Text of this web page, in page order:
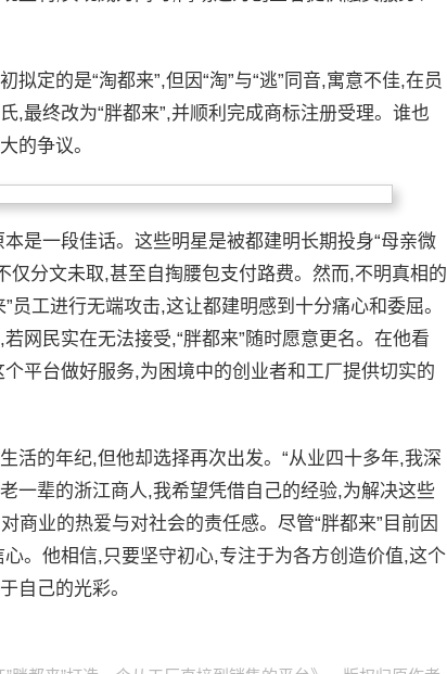
拟定的是“淘都来”,但因“淘”与“逃”同音,寓意不佳,在员
,最终改为“胖都来”,并顺利完成商标注册受理。谁也
的争议。
是一段佳话。这些明星是被都建明长期投身“母亲微
仅分文未取,甚至自掏腰包支付路费。然而,不明真相的
员工进行无端攻击,这让都建明感到十分痛心和委屈。
网民实在无法接受,“胖都来”随时愿意更名。在他看
平台做好服务,为困境中的创业者和工厂提供切实的
活的年纪,但他却选择再次出发。“从业四十多年,我深
一辈的浙江商人,我希望凭借自己的经验,为解决这些
商业的热爱与对社会的责任感。尽管“胖都来”目前因
。他相信,只要坚守初心,专注于为各方创造价值,这个
自己的光彩。